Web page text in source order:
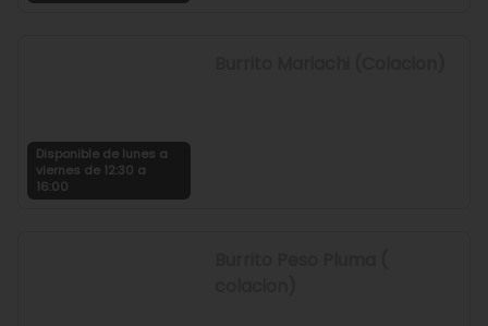
Disponible de lunes a
viernes de 12:30 a
16:00